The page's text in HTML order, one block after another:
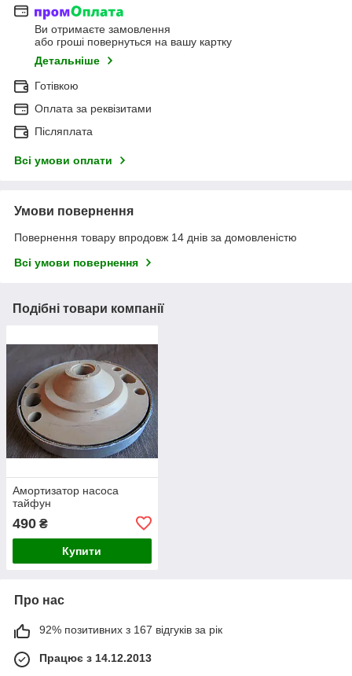
Ви отримаєте замовлення
або гроші повернуться на вашу картку
Детальніше
Готівкою
Оплата за реквізитами
Післяплата
Всі умови оплати
Умови повернення
Повернення товару впродовж 14 днів за домовленістю
Всі умови повернення
Подібні товари компанії
Амортизатор насоса
тайфун
490 ₴
Купити
Про нас
92% позитивних з 167 відгуків за рік
Працює з 14.12.2013